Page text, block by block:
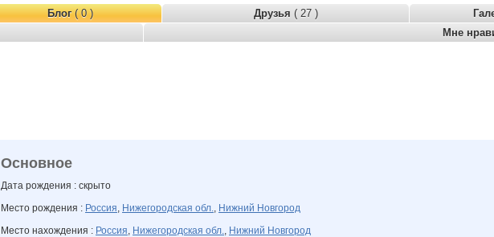
Блог( 0 ) Друзья ( 27 )
Мне
Основное
Дата рождения : скрыто
Место рождения : Россия, Нижегородская обл., Нижний Новгород
Место нахождения : Россия, Нижегородская обл., Нижний Новгород